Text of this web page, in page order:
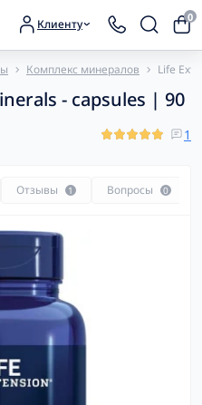
Клиенту 0
Комплекс минералов Life
- capsules | 90
1
Отзывы 1 Вопросы 0